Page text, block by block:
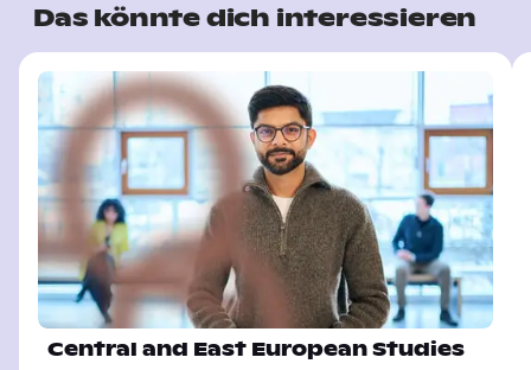
Das könnte dich interessieren
Central and East European Studies